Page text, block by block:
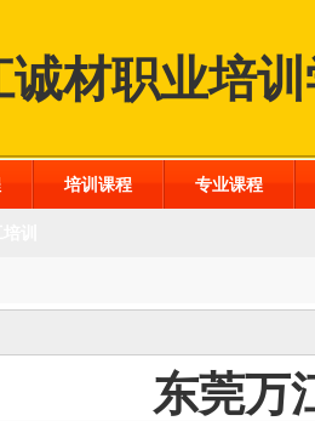
材职业培
培训课程 专业课程
东莞万